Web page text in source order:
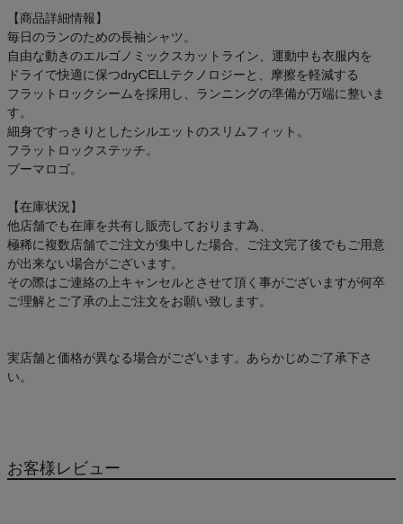
【商品詳細情報】
毎日のランのための長袖シャツ。
自由な動きのエルゴノミックスカットライン、運動中も衣服内を
ドライで快適に保つdryCELLテクノロジーと、摩擦を軽減する
フラットロックシームを採用し、ランニングの準備が万端に整いま
す。
細身ですっきりとしたシルエットのスリムフィット。
フラットロックステッチ。
プーマロゴ。
【在庫状況】
他店舗でも在庫を共有し販売しております為、
極稀に複数店舗でご注文が集中した場合、ご注文完了後でもご用意
が出来ない場合がございます。
その際はご連絡の上キャンセルとさせて頂く事がございますが何卒
ご理解とご了承の上ご注文をお願い致します。
実店舗と価格が異なる場合がございます。あらかじめご了承下さ
い。
お客様レビュー